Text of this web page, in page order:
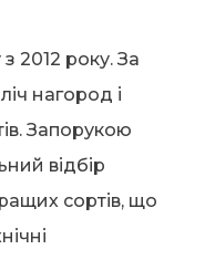
2012 року. За
нагород і
Запорукою
відбір
сортів, що